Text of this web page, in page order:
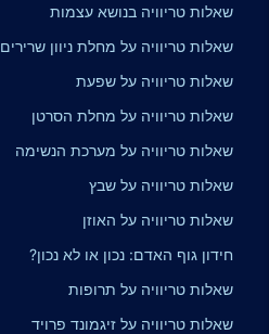
שאלות טריוויה בנושא עצמות
שאלות טריוויה על מחלת ניוון שרירים
שאלות טריוויה על שפעת
שאלות טריוויה על מחלת הסרטן
שאלות טריוויה על מערכת הנשימה
שאלות טריוויה על שבץ
שאלות טריוויה על האוזן
חידון גוף האדם: נכון או לא נכון?
שאלות טריוויה על תרופות
שאלות טריוויה על זיגמונד פרויד